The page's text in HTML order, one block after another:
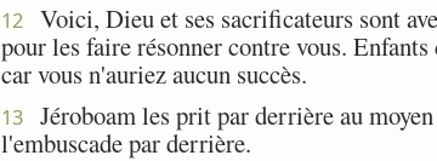
12
Voici, Dieu et ses sacrificateurs sont
pour les faire résonner contre vous.
car vous n'auriez aucun succès.
13
Jéroboam les prit par derrière au
l'embuscade par derrière.